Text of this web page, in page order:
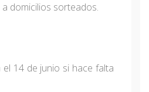
domicilios sorteados.
14 de junio si hace falta